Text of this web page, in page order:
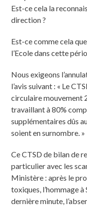
Est-ce cela la
direction ?
Est-ce comme cela
l’Ecole dans cette
Nous exigeons
l’avis suivant : « Le
circulaire mouvement
travaillant à 80%
supplémentaires dûs
soient en surnombre. »
Ce CTSD de bilan de
particulier avec les
Ministère : après le
toxiques, l’hommage
dernière minute,